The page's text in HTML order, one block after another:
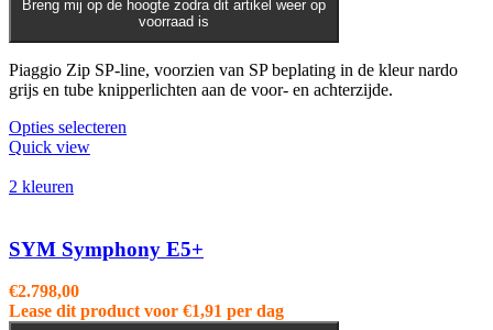
Breng mij op de hoogte zodra dit artikel weer op
voorraad is
Piaggio Zip SP-line, voorzien van SP beplating in de kleur nardo
grijs en tube knipperlichten aan de voor- en achterzijde.
Opties selecteren
Quick view
2 kleuren
SYM Symphony E5+
€2.798,00
Lease dit product voor €1,91 per dag